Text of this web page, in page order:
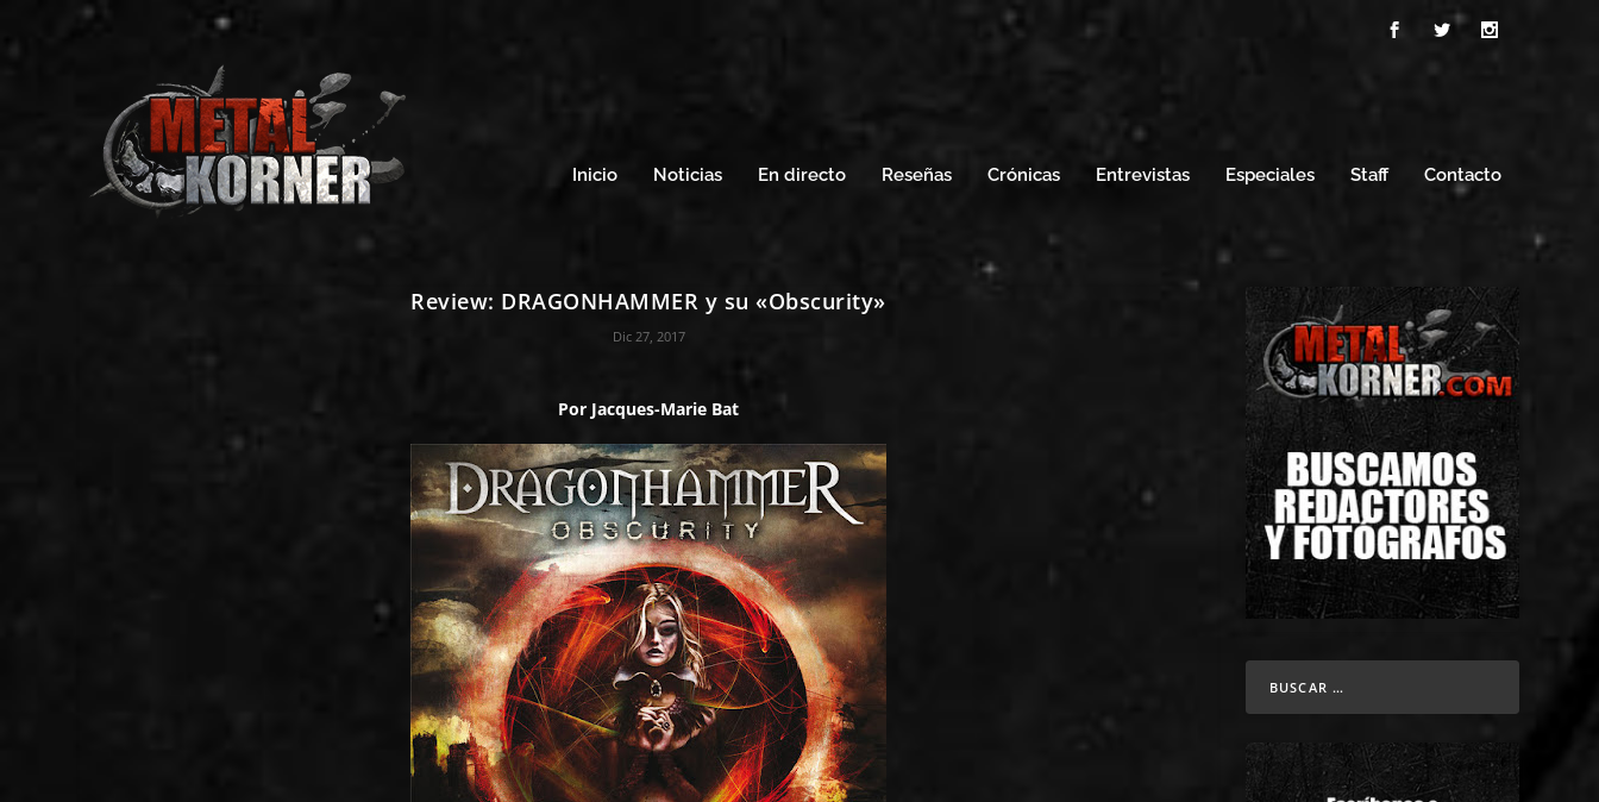
Inicio Noticias En directo Reseñas Crónicas Entrevistas Especiales Staff Contacto
Review: DRAGONHAMMER y su «Obscurity»
Dic 27, 2017
Por Jacques-Marie Bat